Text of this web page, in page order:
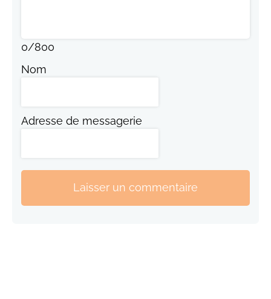
0/800
Nom
Adresse de messagerie
Laisser un commentaire